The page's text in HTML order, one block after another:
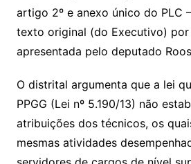
artigo 2º e anexo único do PLC
texto original (do Executivo) por
apresentada pelo deputado
O distrital argumenta que a lei
PPGG (Lei nº 5.190/13) não
atribuições dos técnicos, os
mesmas atividades